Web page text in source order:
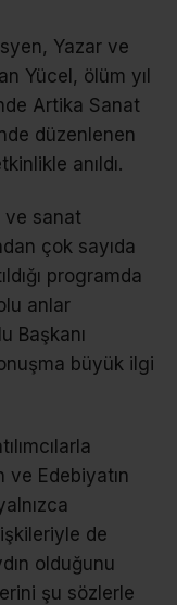
Yazar ve
Yücel, ölüm yıl
Artika Sanat
düzenlenen
anıldı.
ve sanat
çok sayıda
programda
anlar
Başkanı
büyük ilgi
ve Edebiyatın
de
olduğunu
şu sözlerle